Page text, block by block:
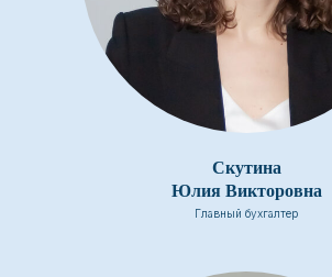
Скутина
Юлия Викторовна
Главный бухгалтер